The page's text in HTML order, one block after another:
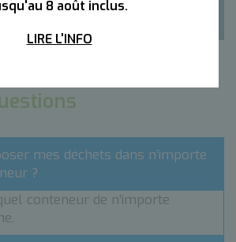
8 août inclus.
LIRE L'INFO
mes déchets dans n’importe
?
conteneur de n’importe